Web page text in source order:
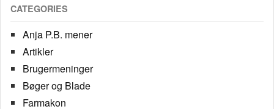
CATEGORIES
Anja P.B. mener
Artikler
Brugermeninger
Bøger og Blade
Farmakon